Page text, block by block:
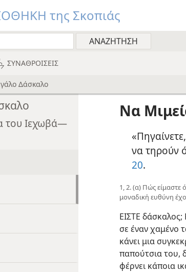
της Σκοπιάς
ΣΥΝΑΘΡΟΙΣΕΙΣ
Δάσκαλο
του Ιεχωβά—
Να
να τηρούν
20.
1, 2. (α) Πώς είμαστε
μοναδική ευθύνη
ΕΙΣΤΕ δάσκαλος;
σε έναν χαμένο
κάνει μια
παπούτσια του,
φέρνει κάποια